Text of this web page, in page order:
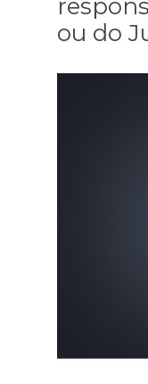
ou do